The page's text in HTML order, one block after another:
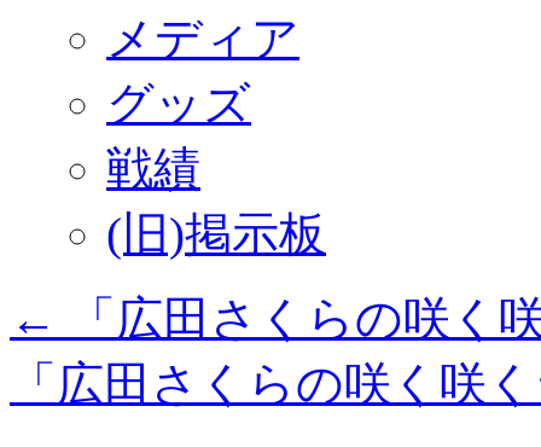
メディア
グッズ
戦績
(旧)掲示板
←
「広田さくらの咲く
「広田さくらの咲く咲